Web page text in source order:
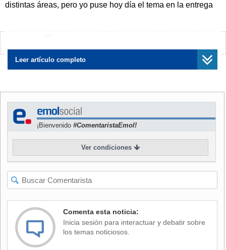
distintas áreas, pero yo puse hoy día el tema en la entrega
favor transversalmente'. Sí, la Ley Lafkenche cuando yo era
diputado también se votó a favor transversalmente. ¿Ha
sido bien utilizada? No,", precisó el Mandatario.
NOTICIASRELACIONADAS
Kast defiende a Poduje en
polémica por humedales: "Si
uno se equivoca en una ley,
también tiene que
reconocerlo"
Senador De Urresti arremete
"Ordinario", "ignorancia",
"simplismo"
Leer artículo completo
¡Bienvenido #ComentaristaEmol!
Ver condiciones
Comenta esta noticia:
Inicia sesión para interactuar y debatir sobre
los temas noticiosos.